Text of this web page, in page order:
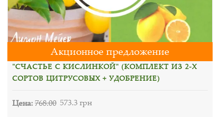
Акционное предложение
"СЧАСТЬЕ С КИСЛИНКОЙ" (КОМПЛЕКТ ИЗ 2-Х
СОРТОВ ЦИТРУСОВЫХ + УДОБРЕНИЕ)
Цена:768.00 573.3 грн